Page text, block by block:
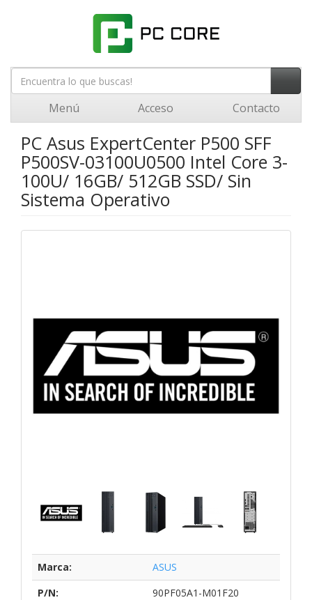
Menú Acceso Contacto
PC Asus ExpertCenter P500 SFF
P500SV-03100U0500 Intel Core 3-
100U/ 16GB/ 512GB SSD/ Sin
Sistema Operativo
Marca:
ASUS
P/N:
90PF05A1-M01F20